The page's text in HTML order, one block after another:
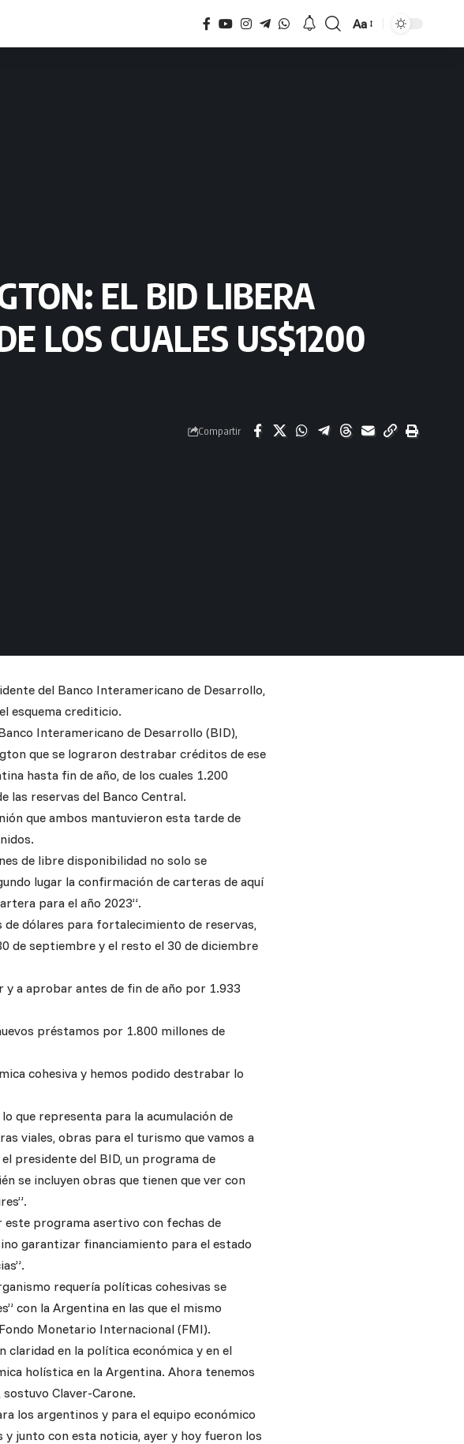
Tamaño
Aa
EL BID LIBERA
LOS CUALES US$1200
Compartir
del Banco Interamericano de Desarrollo,
esquema crediticio.
Interamericano de Desarrollo (BID),
que se lograron destrabar créditos de ese
hasta fin de año, de los cuales 1.200
las reservas del Banco Central.
que ambos mantuvieron esta tarde de
de libre disponibilidad no solo se
lugar la confirmación de carteras de aquí
para el año 2023”.
dólares para fortalecimiento de reservas,
de septiembre y el resto el 30 de diciembre
a aprobar antes de fin de año por 1.933
préstamos por 1.800 millones de
cohesiva y hemos podido destrabar lo
que representa para la acumulación de
viales, obras para el turismo que vamos a
presidente del BID, un programa de
se incluyen obras que tienen que ver con
programa asertivo con fechas de
garantizar financiamiento para el estado
requería políticas cohesivas se
con la Argentina en las que el mismo
Monetario Internacional (FMI).
claridad en la política económica y en el
holística en la Argentina. Ahora tenemos
Claver-Carone.
los argentinos y para el equipo económico
junto con esta noticia, ayer y hoy fueron los